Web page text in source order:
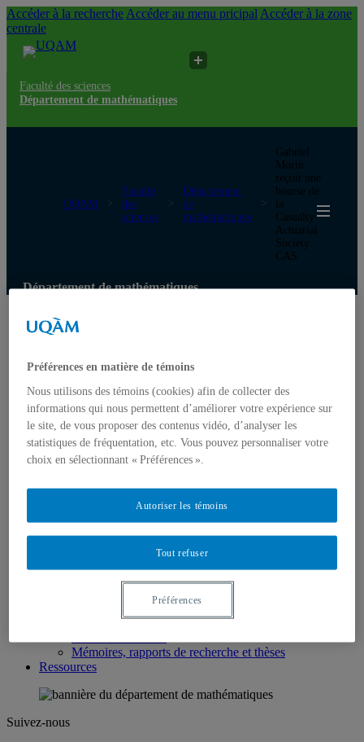
Accéder à la recherche Accéder au menu pricipal Accéder à la zone
centrale
Faculté des sciences
Département de mathématiques
UQAM
Faculté
des
sciences
Département
de
mathématiques
Gabriel
Morin
reçoit une
bourse de
la
Casualty
Actuarial
Society
CAS
Département de mathématiques
Accueil
Le département
Personnel
Nous joindre
Programmes
Premier cycle
Deuxième cycle
Troisième cycle
Domaines d’étude
Bottin des responsables de programmes
Professeurs réguliers
Professeurs associés
Professeurs émérites
Chargés de cours
Professeurs et Chargés de cours retraités
Chaires, centres et groupes
Mémoires, rapports de recherche et thèses
Ressources
Suivez-nous
Préférences en matière de témoins
Nous utilisons des témoins (cookies) afin de collecter des
informations qui nous permettent d’améliorer votre expérience sur
le site, de vous proposer des contenus vidéo, d’analyser les
statistiques de fréquentation, etc. Vous pouvez personnaliser votre
choix en sélectionnant « Préférences ».
Tout refuser
Autoriser les témoins
Préférences